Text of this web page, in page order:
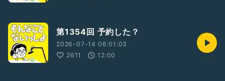
第1354回 予約した？
2026-07-14 06:01:03
2611
12:00